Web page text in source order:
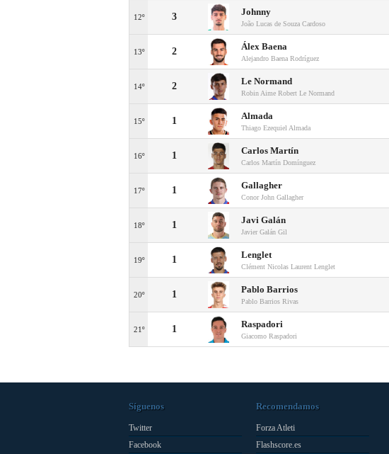
12º 3 Johnny
João Lucas de Souza Cardoso
13º 2 Álex Baena
Alejandro Baena Rodríguez
14º 2 Le Normand
Robin Aime Robert Le Normand
15º 1 Almada
Thiago Ezequiel Almada
16º 1 Carlos Martín
Carlos Martín Domínguez
17º 1 Gallagher
Conor John Gallagher
18º 1 Javi Galán
Javier Galán Gil
19º 1 Lenglet
Clément Nicolas Laurent Lenglet
20º 1 Pablo Barrios
Pablo Barrios Rivas
21º 1 Raspadori
Giacomo Raspadori
Síguenos
Twitter
Facebook
Recomendamos
Forza Atleti
Flashscore.es